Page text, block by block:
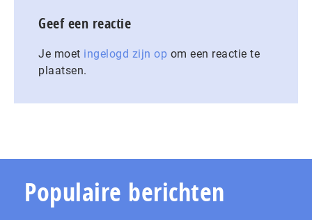
Geef een reactie
Je moet ingelogd zijn op om een reactie te
plaatsen.
Populaire berichten